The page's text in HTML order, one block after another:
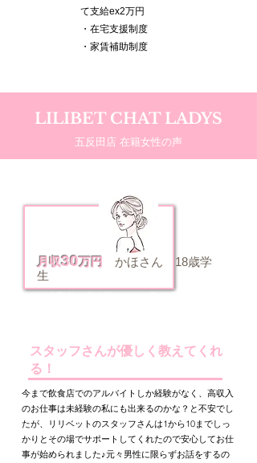
て支給ex2万円
・在宅支援制度
・家賃補助制度
LILIBET CHAT LADYS
五反田店 在籍女性の声
今まで飲食店でのアルバイトしか経験がなく、高収入
のお仕事は未経験の私にも出来るのかな？と不安でし
たが、リリベットのスタッフさんは1から10までしっ
かりとその場でサポートしてくれたので安心してお仕
事が始められました♪元々男性に限らずお話をするの
月収30万円 かほさん 18歳学
生
スタッフさんが優しく教えてくれ
る！